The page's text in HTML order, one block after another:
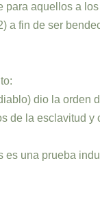
aquellos a
fin de ser
dio la
la esclavitud
una prueba